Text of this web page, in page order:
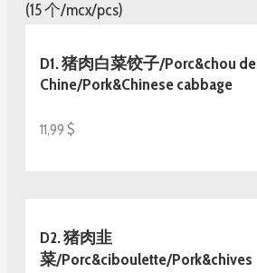
(15 个/mcx/pcs)
D1. 猪肉白菜饺子/Porc&chou de
Chine/Pork&Chinese cabbage
11,99 $
D2. 猪肉韭
菜/Porc&ciboulette/Pork&chives